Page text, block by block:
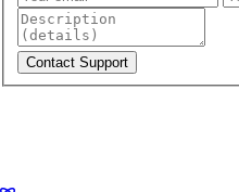
Contact Support